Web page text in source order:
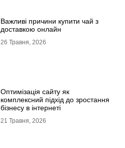
Важливі причини купити чай з
доставкою онлайн
26 Травня, 2026
Оптимізація сайту як
комплексний підхід до зростання
бізнесу в інтернеті
21 Травня, 2026